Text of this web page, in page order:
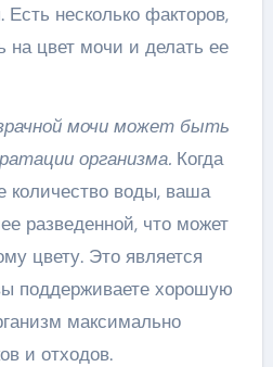
несколько факторов,
на цвет мочи и делать ее
мочи может быть
организма.Когда
количество воды, ваша
разведенной, что может
цвету. Это является
поддерживаете хорошую
максимально
и отходов.